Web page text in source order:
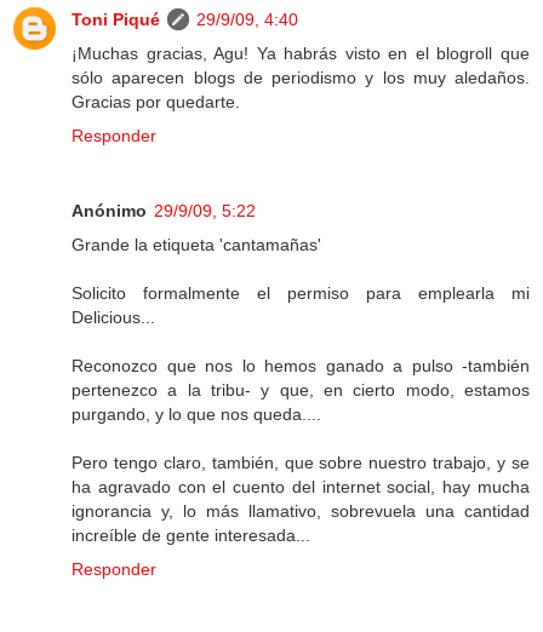
Toni Piqué
29/9/09, 4:40
¡Muchas gracias, Agu! Ya habrás visto en el blogroll que
sólo aparecen blogs de periodismo y los muy aledaños.
Gracias por quedarte.
Responder
Anónimo 29/9/09, 5:22
Grande la etiqueta 'cantamañas'
Solicito formalmente el permiso para emplearla mi
Delicious...
Reconozco que nos lo hemos ganado a pulso -también
pertenezco a la tribu- y que, en cierto modo, estamos
purgando, y lo que nos queda....
Pero tengo claro, también, que sobre nuestro trabajo, y se
ha agravado con el cuento del internet social, hay mucha
ignorancia y, lo más llamativo, sobrevuela una cantidad
increíble de gente interesada...
Responder